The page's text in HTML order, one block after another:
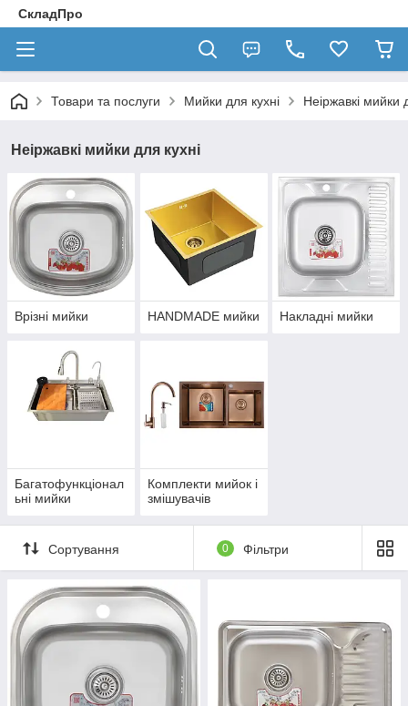
СкладПро
Товари та послуги Мийки для кухні Неіржавкі мийки
Неіржавкі мийки для кухні
Врізні мийки HANDMADE мийки Накладні мийки
Багатофункціонал
ьні мийки
Комплекти мийок і
змішувачів
Сортування 0 Фільтри